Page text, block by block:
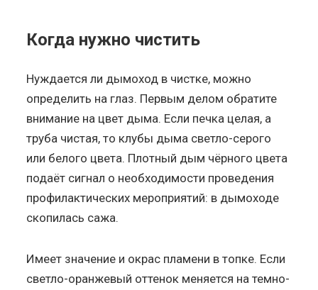
Когда нужно чистить
Нуждается ли дымоход в чистке, можно
определить на глаз. Первым делом обратите
внимание на цвет дыма. Если печка целая, а
труба чистая, то клубы дыма светло-серого
или белого цвета. Плотный дым чёрного цвета
подаёт сигнал о необходимости проведения
профилактических мероприятий: в дымоходе
скопилась сажа.
Имеет значение и окрас пламени в топке. Если
светло-оранжевый оттенок меняется на темно-